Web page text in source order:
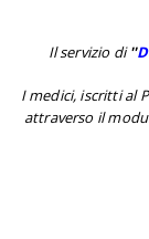
Il servizio di''
I medici, iscritti al
attraverso il